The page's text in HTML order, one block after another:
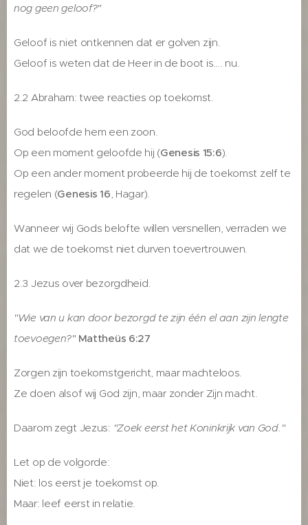
nog geen geloof?"
Geloof is niet ontkennen dat er golven zijn.
Geloof is weten dat de Heer in de boot is…. nu.
2.2 Abraham: twee reacties op toekomst.
God beloofde hem een zoon.
Op een moment geloofde hij (Genesis 15:6).
Op een ander moment probeerde hij de toekomst zelf te
regelen (Genesis 16 , Hagar).
Wanneer wij Gods belofte willen versnellen, verraden we
dat we de toekomst niet durven toevertrouwen.
2.3 Jezus over bezorgdheid.
"Wie van u kan door bezorgd te zijn één el aan zijn lengte
toevoegen?" Mattheüs 6:27
Zorgen zijn toekomstgericht, maar machteloos.
Ze doen alsof wij God zijn, maar zonder Zijn macht.
Daarom zegt Jezus: "Zoek eerst het Koninkrijk van God."
Let op de volgorde:
Niet: los eerst je toekomst op.
Maar: leef eerst in relatie.